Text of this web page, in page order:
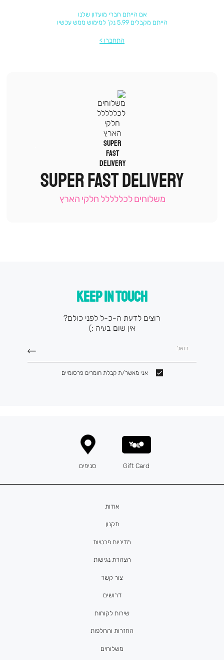
אם הייתם חברי מועדון שלנו
הייתם מקבלים 5.99 נק' למימוש ממש עכשיו
התחברו
|
תומכי
מכירה
-
עמוד
(9)
SUPER FAST DELIVERY
משלוחים לכללללל חלקי הארץ
KEEP IN TOUCH
רוצים לדעת ה-כ-ל לפני כולם?
אין שום בעיה :)
דואל
אני מאשר/ת קבלת חומרים פרסומיים
אודות
תקנון
מדיניות פרטיות
הצהרת נגישות
צור קשר
דרושים
Gift Card סניפים
שירות לקוחות
החזרות והחלפות
משלוחים